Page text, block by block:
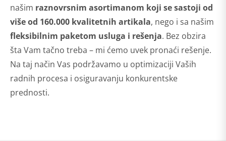
našim raznovrsnim asortimanom koji se sastoji od
više od 160.000 kvalitetnih artikala, nego i sa našim
fleksibilnim paketom usluga i rešenja. Bez obzira
šta Vam tačno treba – mi ćemo uvek pronaći rešenje.
Na taj način Vas podržavamo u optimizaciji Vaših
radnih procesa i osiguravanju konkurentske
prednosti.